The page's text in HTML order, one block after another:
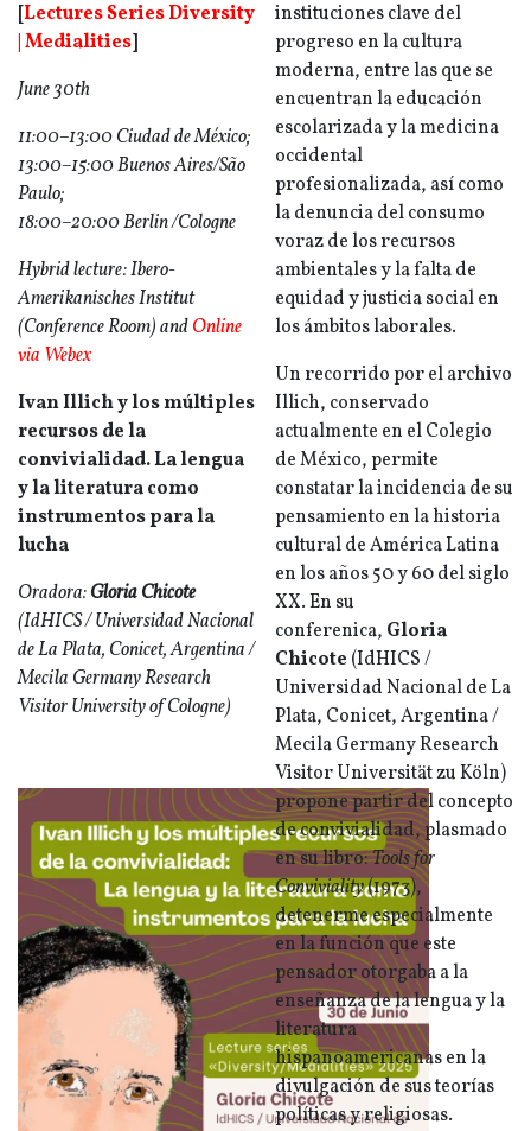
[Lectures Series Diversity
| Medialities]
June 30th
11:00–13:00 Ciudad de México;
13:00–15:00 Buenos Aires/São
Paulo;
18:00–20:00 Berlin /Cologne
Hybrid lecture: Ibero-
Amerikanisches Institut
(Conference Room) andOnline
via Webex
Ivan Illich y los múltiples
recursos de la
convivialidad. La lengua
y la literatura como
instrumentos para la
lucha
Oradora:Gloria Chicote
(IdHICS / Universidad Nacional
de La Plata, Conicet, Argentina /
Mecila GermanyResearch
Visitor University of Cologne)
instituciones clave del
progreso en la cultura
moderna, entre las que se
encuentran la educación
escolarizada y la medicina
occidental
profesionalizada, así como
la denuncia del consumo
voraz de los recursos
ambientales y la falta de
equidad y justicia social en
los ámbitos laborales.
Un recorrido por el archivo
Illich, conservado
actualmente en el Colegio
de México, permite
constatar la incidencia de su
pensamiento en la historia
cultural de América Latina
en los años 50 y 60 del siglo
XX. En su
conferenica, Gloria
Chicote (IdHICS /
Universidad Nacional de La
Plata, Conicet, Argentina /
Mecila Germany Research
Visitor Universität zu Köln)
propone partir del concepto
de convivialidad, plasmado
en su libro:Tools for
Conviviality(1973),
detenerme especialmente
en la función que este
pensador otorgaba a la
enseñanza de la lengua y la
literatura
hispanoamericanas en la
divulgación de sus teorías
políticas y religiosas.